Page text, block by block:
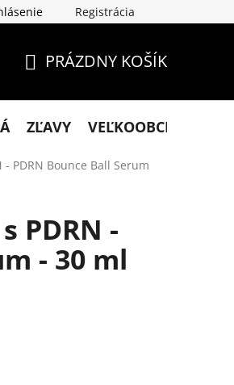
ochrany osobných údajov
Registrácia
KOŠÍK
PRÁZDNY KOŠÍK
ZĽAVY VEĽKOOBCHOD
PDRN Bounce Ball Serum
PDRN -
- 30 ml